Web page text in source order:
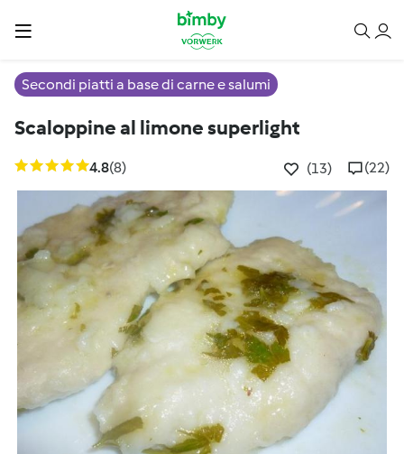
Secondi piatti a base di carne e salumi
Scaloppine al limone superlight
4.8(8) (13) (22)